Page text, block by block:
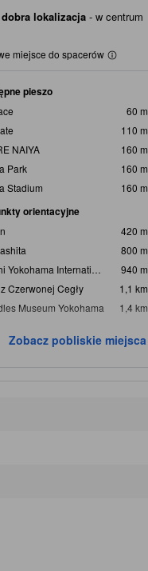
lokalizacja - w centrum
miejsce do spacerów
pieszo
60 m
110 m
NAIYA
160 m
Park
160 m
Stadium
160 m
orientacyjne
420 m
800 m
Osanbashi Yokohama International Passenger Terminal
940 m
Czerwonej Cegły
1,1 km
Museum Yokohama
1,4 km
150 m
Zobacz pobliskie miejsca